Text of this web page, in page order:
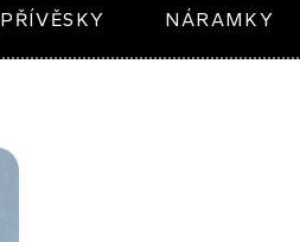
PŘÍVĚSKY NÁRAMKY